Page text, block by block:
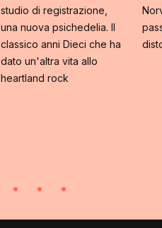
studio di registrazione,
una nuova psichedelia. Il
classico anni Dieci che ha
dato un'altra vita allo
heartland rock